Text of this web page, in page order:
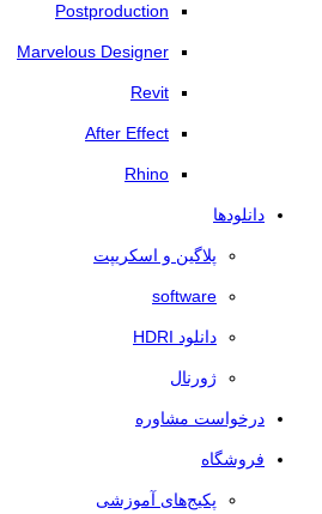
Postproduction
Marvelous Designer
Revit
After Effect
Rhino
دانلودها
پلاگین و اسکریپت
software
دانلود HDRI
ژورنال
درخواست مشاوره
فروشگاه
پکیج‌های آموزشی